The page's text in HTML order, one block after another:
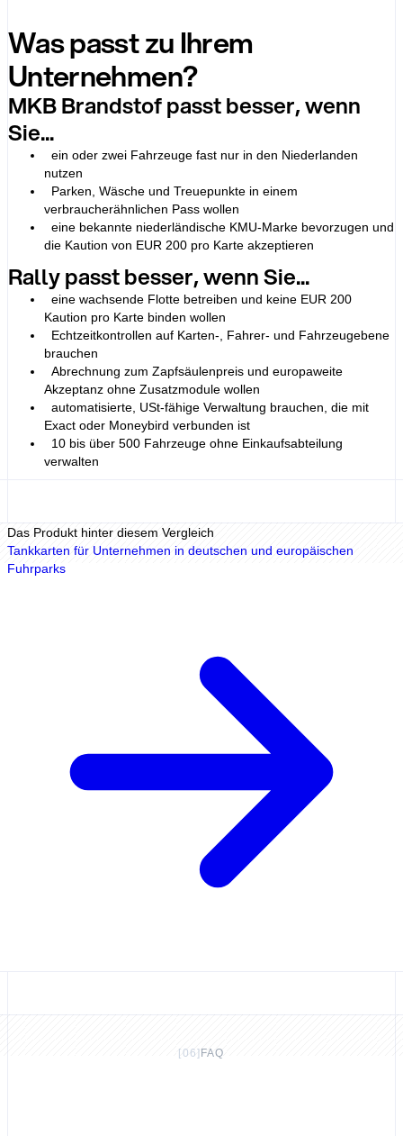
Was passt zu Ihrem
Unternehmen?
MKB Brandstof passt besser, wenn
Sie...
ein oder zwei Fahrzeuge fast nur in den Niederlanden
nutzen
Parken, Wäsche und Treuepunkte in einem
verbraucherähnlichen Pass wollen
eine bekannte niederländische KMU-Marke bevorzugen und
die Kaution von EUR 200 pro Karte akzeptieren
Rally passt besser, wenn Sie...
eine wachsende Flotte betreiben und keine EUR 200
Kaution pro Karte binden wollen
Echtzeitkontrollen auf Karten-, Fahrer- und Fahrzeugebene
brauchen
Abrechnung zum Zapfsäulenpreis und europaweite
Akzeptanz ohne Zusatzmodule wollen
automatisierte, USt-fähige Verwaltung brauchen, die mit
Exact oder Moneybird verbunden ist
10 bis über 500 Fahrzeuge ohne Einkaufsabteilung
verwalten
Das Produkt hinter diesem Vergleich
Tankkarten für Unternehmen in deutschen und europäischen
Fuhrparks
[06] FAQ